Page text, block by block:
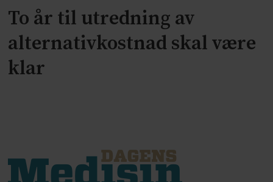
To år til utredning av
alternativkostnad skal være
klar